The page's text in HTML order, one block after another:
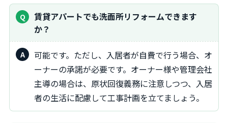
賃貸アパートでも洗面所リフォームできます
か？
可能です。ただし、入居者が自費で行う場合、オ
ーナーの承諾が必要です。オーナー様や管理会社
主導の場合は、原状回復義務に注意しつつ、入居
者の生活に配慮して工事計画を立てましょう。